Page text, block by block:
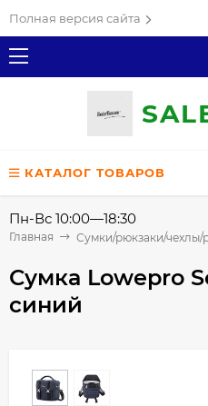
Полная версия сайта
КАТАЛОГ ТОВАРОВ
Пн-Вс 10:00—18:30
Главная Сумки/рюкзаки/чехлы/
Сумка Lowepro
синий